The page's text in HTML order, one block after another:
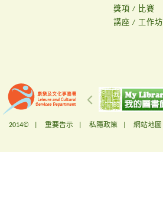
獎項 / 比賽
講座 / 工作坊
2014© | 重要告示 私隱政策 網站地圖